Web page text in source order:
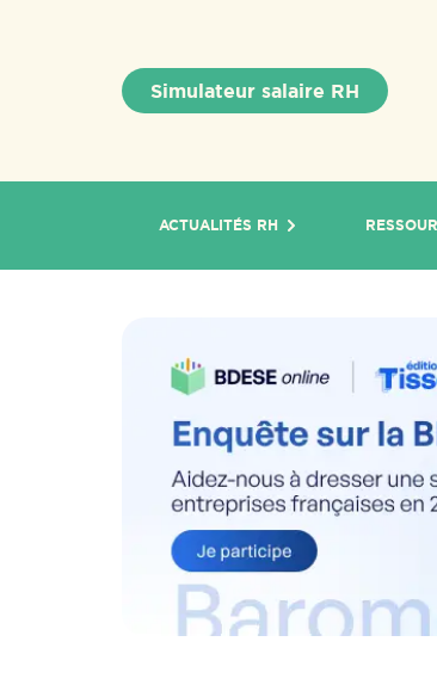
Simulateur salaire RH
ACTUALITÉS RH